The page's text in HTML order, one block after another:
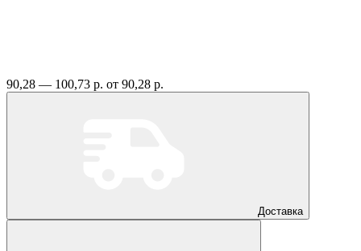
90,28 — 100,73 р. от 90,28 р.
Доставка